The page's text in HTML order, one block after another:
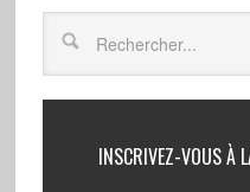
INSCRIVEZ-VOUS À